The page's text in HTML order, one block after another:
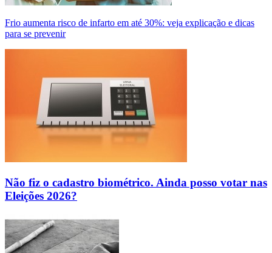
Frio aumenta risco de infarto em até 30%: veja explicação e dicas
para se prevenir
Não fiz o cadastro biométrico. Ainda posso votar nas
Eleições 2026?